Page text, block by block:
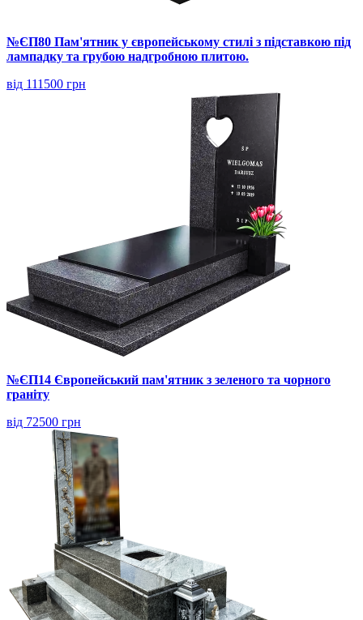
№ЄП80 Пам'ятник у європейському стилі з підставкою під
лампадку та грубою надгробною плитою.
від 111500 грн
№ЄП14 Європейський пам'ятник з зеленого та чорного
граніту
від 72500 грн